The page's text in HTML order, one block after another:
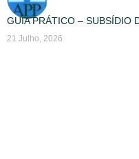
GUIA PRÁTICO – SUBSÍDIO
21 Julho, 2026